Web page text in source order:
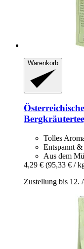
Warenkorb
Tolles
Entspannt
Aus dem
4,29 € (95,33 € /
Zustellung bis 12.